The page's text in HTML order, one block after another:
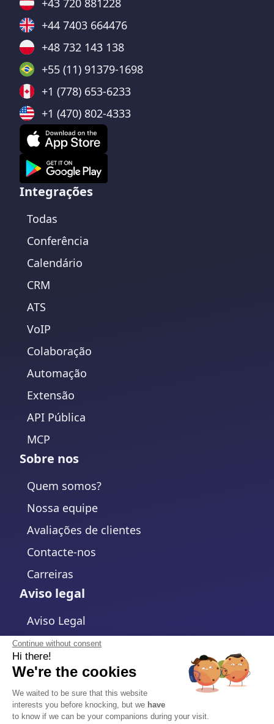
Continue without consent
Hi there!
We're the cookies
We waited to be sure that this website
interests you before knocking, but we have
to know if we can be your companions during your visit.
+43 720 881228
+44 7403 664476
+48 732 143 138
+55 (11) 91379-1698
+1 (778) 653-6233
+1 (470) 802-4333
Integrações
Todas
Conferência
Calendário
CRM
ATS
VoIP
Colaboração
Automação
Extensão
API Pública
MCP
Sobre nos
Quem somos?
Nossa equipe
Avaliações de clientes
Contacte-nos
Carreiras
Aviso legal
Aviso Legal
Política de Privacidade
Política de cookies
Alterar configurações de cookies
Termos e Condições